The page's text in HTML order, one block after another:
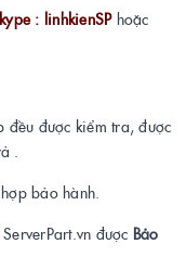
: linhkienSPhoặc
đều được kiểm tra, được
.
bảo hành.
được Bảo